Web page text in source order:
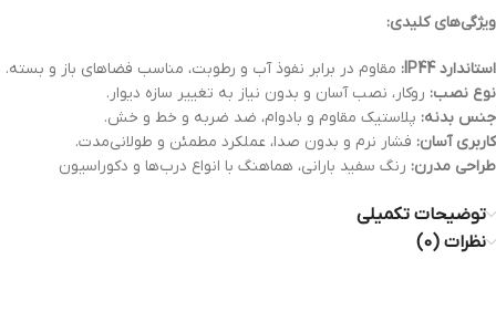
ویژگی‌های کلیدی:
استاندارد IP44:
مقاوم در برابر نفوذ آب و رطوبت، مناسب فضاهای باز و بسته.
نوع نصب: روکار، نصب آسان و بدون نیاز به تغییر سازه دیوار.
جنس بدنه: پلاستیک مقاوم و بادوام، ضد ضربه و خط و خش.
کاربری آسان: فشار نرم و بدون صدا، عملکرد مطمئن و طولانی‌مدت.
طراحی مدرن: رنگ سفید بارانی، هماهنگ با انواع درب‌ها و دکوراسیون
توضیحات تکمیلی
نظرات (0)